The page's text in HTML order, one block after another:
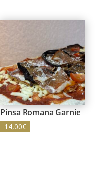
Pinsa Romana Garnie
14,00€